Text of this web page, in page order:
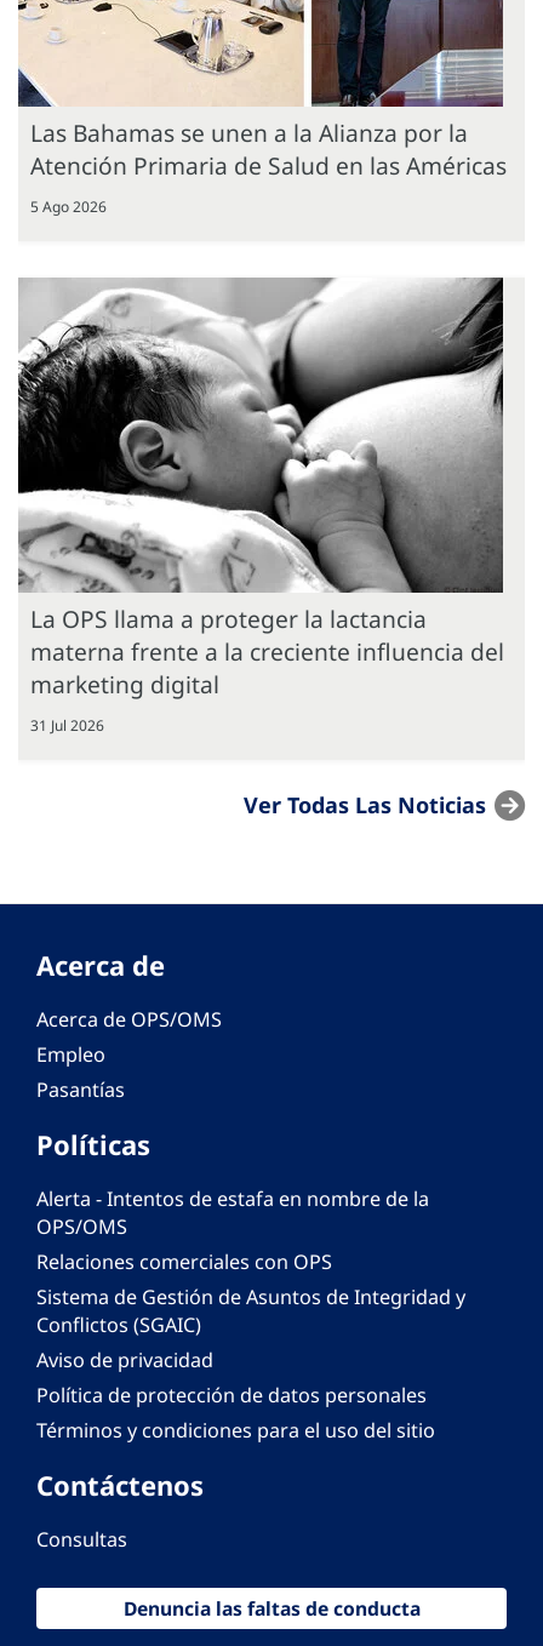
Las Bahamas se unen a la Alianza por la
Atención Primaria de Salud en las Américas
5 Ago 2026
La OPS llama a proteger la lactancia
materna frente a la creciente influencia del
marketing digital
31 Jul 2026
Ver Todas Las Noticias
Acerca de
Acerca de OPS/OMS
Empleo
Pasantías
Políticas
Alerta - Intentos de estafa en nombre de la
OPS/OMS
Relaciones comerciales con OPS
Sistema de Gestión de Asuntos de Integridad y
Conflictos (SGAIC)
Aviso de privacidad
Política de protección de datos personales
Términos y condiciones para el uso del sitio
Contáctenos
Consultas
Denuncia las faltas de conducta